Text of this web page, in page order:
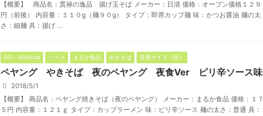
【概要】 商品名：貫禄の逸品 揚げ玉そば メーカー：日清 価格：オープン価格１２９
円（前後） 内容量：１１０g（麺９０g） タイプ：即席カップ麺 味：かつお醤油 麺の太
さ：細麺 具：揚げ ...
501～600kcal ソース まるか食品 やきそば 普通サイズ（並）
ペヤング やきそば 夜のペヤング 夜食Ver ピリ辛ソース味
2018/5/1
【概要】 商品名：ペヤング焼きそば（夜のペヤング） メーカー：まるか食品 価格：１７
５円 内容量：１２１ｇ タイプ：カップラーメン 味：ピリ辛ソース 麺の太さ；普通 具：